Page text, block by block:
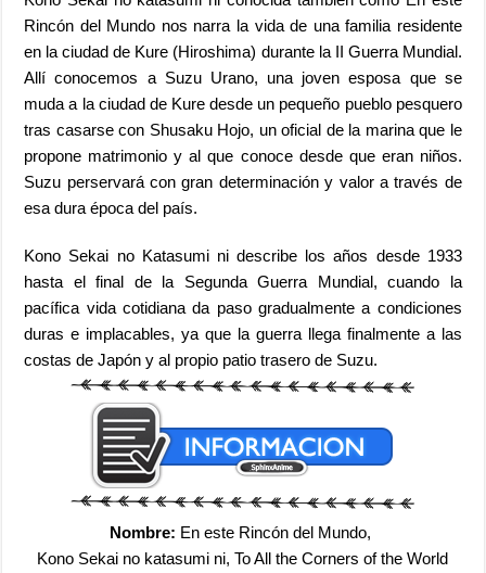
Rincón del Mundo nos narra la vida de una familia residente
en la ciudad de Kure (Hiroshima) durante la II Guerra Mundial.
Allí conocemos a Suzu Urano, una joven esposa que se
muda a la ciudad de Kure desde un pequeño pueblo pesquero
tras casarse con Shusaku Hojo, un oficial de la marina que le
propone matrimonio y al que conoce desde que eran niños.
Suzu perservará con gran determinación y valor a través de
esa dura época del país.
Kono Sekai no Katasumi ni describe los años desde 1933
hasta el final de la Segunda Guerra Mundial, cuando la
pacífica vida cotidiana da paso gradualmente a condiciones
duras e implacables, ya que la guerra llega finalmente a las
costas de Japón y al propio patio trasero de Suzu.
Nombre: En este Rincón del Mundo,
Kono Sekai no katasumi ni,To All the Corners of the World